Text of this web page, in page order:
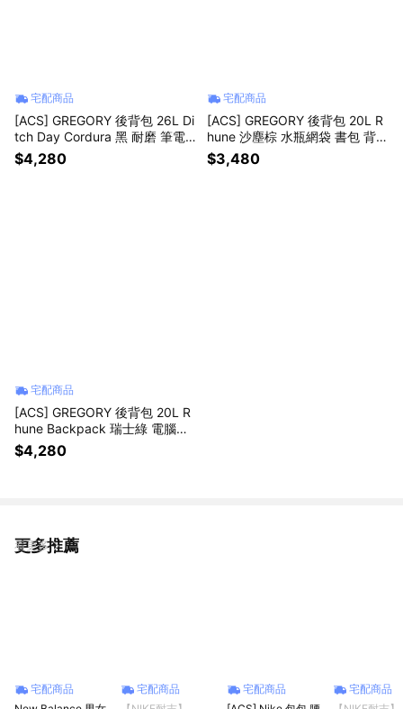
宅配商品
[ACS] GREGORY 後背包 26L Di
tch Day Cordura 黑 耐磨 筆電
包 書包 1556970440
$4,280
宅配商品
[ACS] GREGORY 後背包 20L R
hune 沙塵棕 水瓶網袋 書包 背帶
口袋 143375A010
$3,480
宅配商品
[ACS] GREGORY 後背包 20L R
hune Backpack 瑞士綠 電腦包
水瓶網袋 書包 背帶口袋 14337
5A655
$4,280
更多推薦
看更多
宅配商品
宅配商品
宅配商品
宅配商品